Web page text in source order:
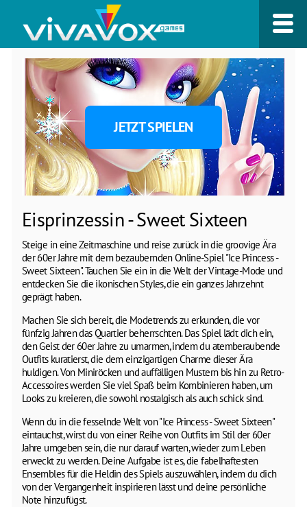
JETZT SPIELEN
Eisprinzessin - Sweet Sixteen
Steige in eine Zeitmaschine und reise zurück in die groovige Ära
der 60er Jahre mit dem bezaubernden Online-Spiel "Ice Princess -
Sweet Sixteen". Tauchen Sie ein in die Welt der Vintage-Mode und
entdecken Sie die ikonischen Styles, die ein ganzes Jahrzehnt
geprägt haben.
Machen Sie sich bereit, die Modetrends zu erkunden, die vor
fünfzig Jahren das Quartier beherrschten. Das Spiel lädt dich ein,
den Geist der 60er Jahre zu umarmen, indem du atemberaubende
Outfits kuratierst, die dem einzigartigen Charme dieser Ära
huldigen. Von Miniröcken und auffälligen Mustern bis hin zu Retro-
Accessoires werden Sie viel Spaß beim Kombinieren haben, um
Looks zu kreieren, die sowohl nostalgisch als auch schick sind.
Wenn du in die fesselnde Welt von "Ice Princess - Sweet Sixteen"
eintauchst, wirst du von einer Reihe von Outfits im Stil der 60er
Jahre umgeben sein, die nur darauf warten, wieder zum Leben
erweckt zu werden. Deine Aufgabe ist es, die fabelhaftesten
Ensembles für die Heldin des Spiels auszuwählen, indem du dich
von der Vergangenheit inspirieren lässt und deine persönliche
Note hinzufügst.